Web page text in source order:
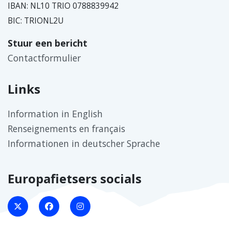
IBAN: NL10 TRIO 0788839942
BIC: TRIONL2U
Stuur een bericht
Contactformulier
Links
Information in English
Renseignements en français
Informationen in deutscher Sprache
Europafietsers socials